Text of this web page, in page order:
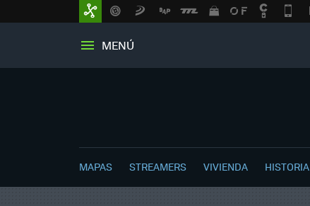
MENÚ
MAPAS STREAMERS VIVIENDA HISTORIA